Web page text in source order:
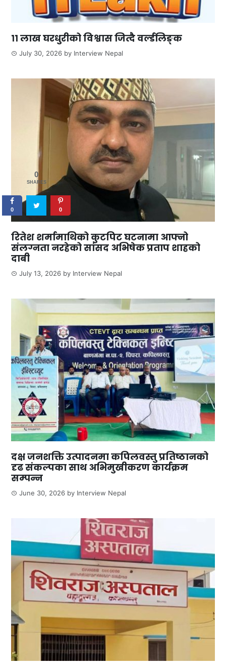
११ लाख घरधुरीको विश्वास जित्दै वर्ल्डलिङ्क
July 30, 2026 by Interview Nepal
रितेश शर्मामाथिको कुटपिट घटनामा आफ्नो
संलग्नता नरहेको सांसद अभिषेक प्रताप शाहको
दाबी
July 13, 2026 by Interview Nepal
दक्ष जनशक्ति उत्पादनमा कपिलवस्तु प्रतिष्ठानको
दृढ संकल्पका साथ अभिमुखीकरण कार्यक्रम
सम्पन्न
June 30, 2026 by Interview Nepal
0
SHARES
0 0